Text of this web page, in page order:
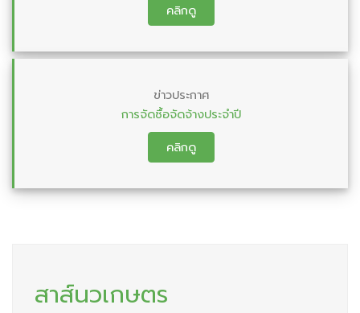
คลิกดู
ข่าวประกาศ
การจัดซื้อจัดจ้างประจำปี
คลิกดู
สาส์นวเกษตร